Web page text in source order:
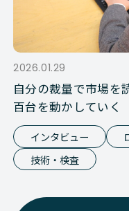
2026.01.29
自分の裁量で市場を
百台を動かしていく
インタビュー
技術・検査